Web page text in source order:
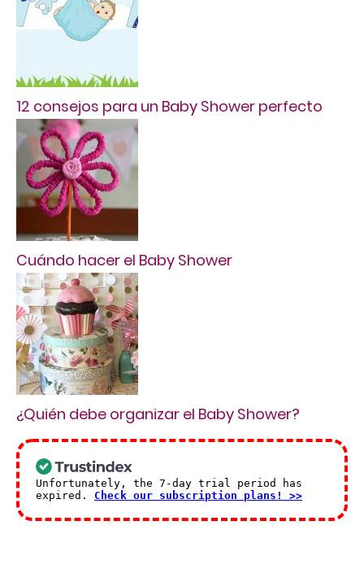
12 consejos para un Baby Shower perfecto
Cuándo hacer el Baby Shower
¿Quién debe organizar el Baby Shower?